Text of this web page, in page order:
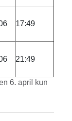
17:49
21:49
6. april kun